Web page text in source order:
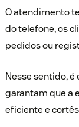
O atendimento
do telefone, os
pedidos ou
Nesse sentido,
garantam que a
eficiente e